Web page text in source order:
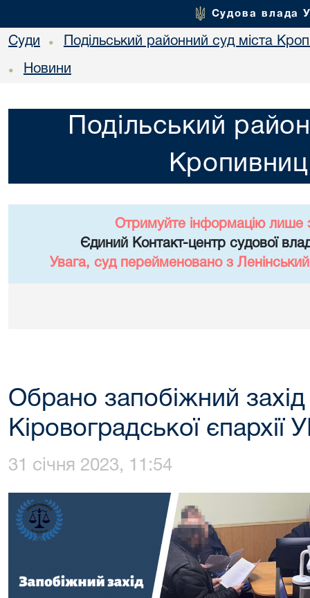
Судова влада
Суди • Подільський районний суд міста
• Новини
Подільський
Отримуйте інформацію лише
Єдиний Контакт-центр судової
Увага, суд перейменовано з
Обрано запобіжний
Кіровоградської єпархії
31 січня 2023, 11:54